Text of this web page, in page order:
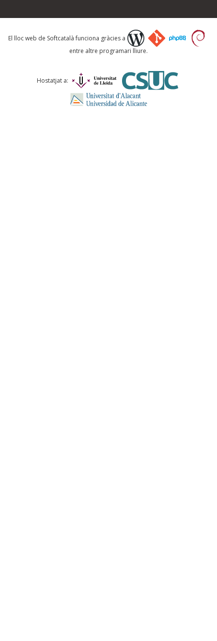
Què proposeu?
Comentari *
El lloc web de Softcatalà funciona gràcies a
entre altre programari lliure.
Hostatjat a: